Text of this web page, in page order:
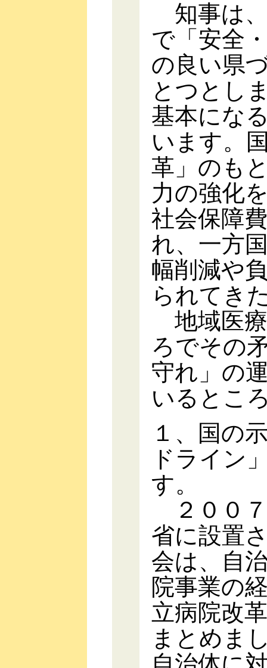
知事は
で「安全
の良い県
とつとし
基本にな
います。
革」のも
力の強化
社会保障
れ、一方
幅削減や
られてき
地域医
ろでその
守れ」の
いるとこ
１、国の
ドライン
す。
２００７
省に設置
会は、自
院事業の
立病院改
まとめま